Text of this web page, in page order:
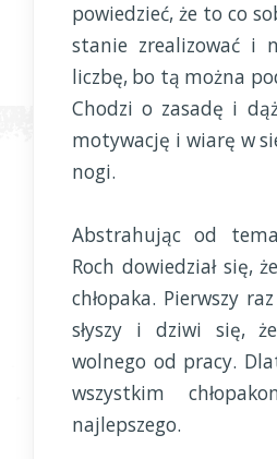
powiedzieć, że to co
stanie zrealizować i
liczbę, bo tą można
Chodzi o zasadę i
motywację i wiarę w
nogi.
Abstrahując od
Roch dowiedział się,
chłopaka. Pierwszy
słyszy i dziwi się,
wolnego od pracy.
wszystkim
najlepszego.